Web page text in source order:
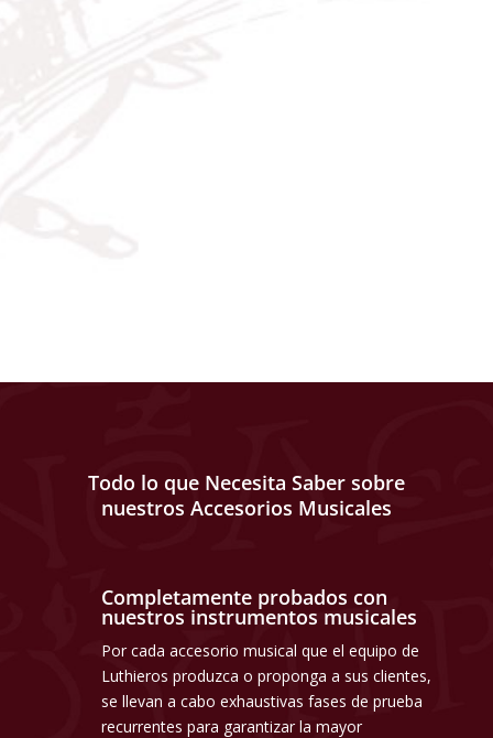
Todo lo que Necesita Saber sobre
nuestros Accesorios Musicales
Completamente probados con
nuestros instrumentos musicales
Por cada accesorio musical que el equipo de
Luthieros produzca o proponga a sus clientes,
se llevan a cabo exhaustivas fases de prueba
recurrentes para garantizar la mayor